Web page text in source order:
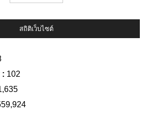
สถิติเว็บไซต์
: 102